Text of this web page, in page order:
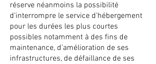
réserve néanmoins la possibilité
d’interrompre le service d’hébergement
pour les durées les plus courtes
possibles notamment à des fins de
maintenance, d’amélioration de ses
infrastructures, de défaillance de ses